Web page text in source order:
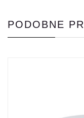
PODOBNE